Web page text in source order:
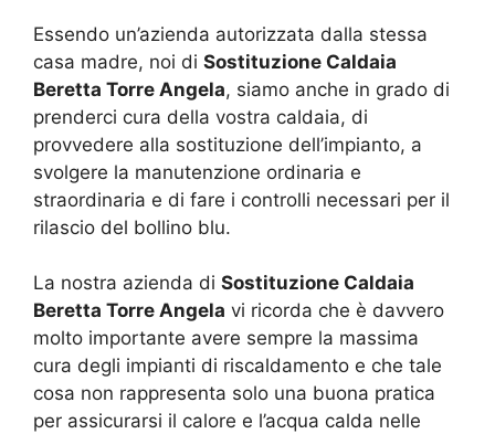
Essendo un’azienda autorizzata dalla stessa
casa madre, noi di Sostituzione Caldaia
Beretta Torre Angela, siamo anche in grado di
prenderci cura della vostra caldaia, di
provvedere alla sostituzione dell’impianto, a
svolgere la manutenzione ordinaria e
straordinaria e di fare i controlli necessari per il
rilascio del bollino blu.
La nostra azienda di Sostituzione Caldaia
Beretta Torre Angela vi ricorda che è davvero
molto importante avere sempre la massima
cura degli impianti di riscaldamento e che tale
cosa non rappresenta solo una buona pratica
per assicurarsi il calore e l’acqua calda nelle